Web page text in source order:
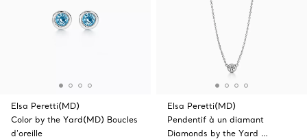
Elsa Peretti(MD)
Color by the Yard(MD) Boucles
d'oreille
Elsa Peretti(MD)
Pendentif à un diamant
Diamonds by the Yard …